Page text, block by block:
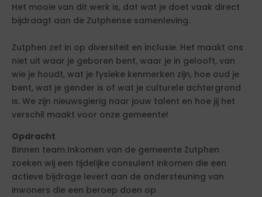
Het mooie van dit werk is, dat wat je doet vaak direct
bijdraagt aan de Zutphense samenleving.
Zutphen zet in op diversiteit en inclusie. Het maakt ons
niet uit waar je geboren bent, waar je in gelooft, van
wie je houdt, wat je fysieke kenmerken zijn, hoe oud je
bent, wat je gender is of wat je culturele achtergrond
is. We zijn nieuwsgierig naar jouw talent en hoe jij het
verschil maakt voor onze gemeente!
Opdracht
Binnen team Inkomen van de gemeente Zutphen
zoeken wij een tijdelijke consulent inkomen die een
actieve bijdrage levert aan de ondersteuning van
inwoners die een beroep doen op